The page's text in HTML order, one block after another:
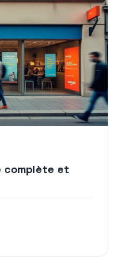
complète et